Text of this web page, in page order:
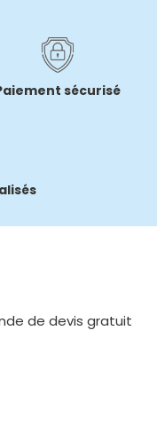
sécurisé
de devis gratuit